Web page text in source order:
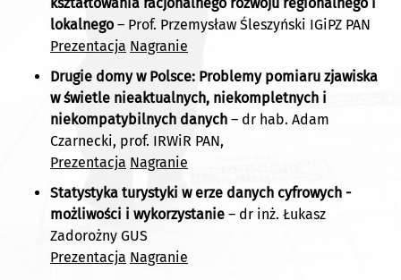
lokalnego – Prof. Przemysław Śleszyński IGiPZ PAN
Prezentacja Nagranie
Drugie domy w Polsce: Problemy pomiaru zjawiska
w świetle nieaktualnych, niekompletnych i
niekompatybilnych danych – dr hab. Adam
Czarnecki, prof. IRWiR PAN,
Prezentacja Nagranie
Statystyka turystyki w erze danych cyfrowych -
możliwości i wykorzystanie – dr inż. Łukasz
Zadorożny GUS
Prezentacja Nagranie